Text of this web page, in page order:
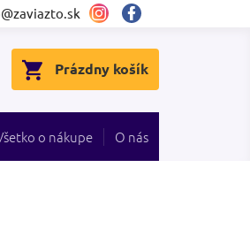
NÁKUPNÝ
KOŠÍK
Prázdny košík
o nákupe O nás